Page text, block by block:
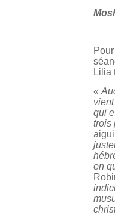
Lilia
«
qui
trois
en